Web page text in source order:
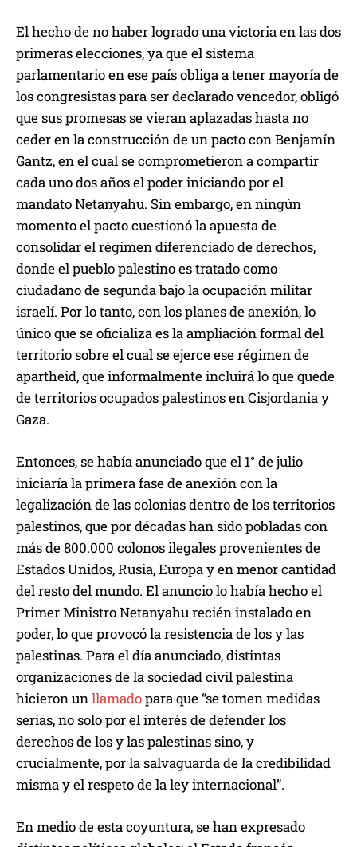
El hecho de no haber logrado una victoria en las dos
primeras elecciones, ya que el sistema
parlamentario en ese país obliga a tener mayoría de
los congresistas para ser declarado vencedor, obligó
que sus promesas se vieran aplazadas hasta no
ceder en la construcción de un pacto con Benjamín
Gantz, en el cual se comprometieron a compartir
cada uno dos años el poder iniciando por el
mandato Netanyahu. Sin embargo, en ningún
momento el pacto cuestionó la apuesta de
consolidar el régimen diferenciado de derechos,
donde el pueblo palestino es tratado como
ciudadano de segunda bajo la ocupación militar
israelí. Por lo tanto, con los planes de anexión, lo
único que se oficializa es la ampliación formal del
territorio sobre el cual se ejerce ese régimen de
apartheid, que informalmente incluirá lo que quede
de territorios ocupados palestinos en Cisjordania y
Gaza.
Entonces, se había anunciado que el 1° de julio
iniciaría la primera fase de anexión con la
legalización de las colonias dentro de los territorios
palestinos, que por décadas han sido pobladas con
más de 800.000 colonos ilegales provenientes de
Estados Unidos, Rusia, Europa y en menor cantidad
del resto del mundo. El anuncio lo había hecho el
Primer Ministro Netanyahu recién instalado en
poder, lo que provocó la resistencia de los y las
palestinas. Para el día anunciado, distintas
organizaciones de la sociedad civil palestina
hicieron unllamadopara que “se tomen medidas
serias, no solo por el interés de defender los
derechos de los y las palestinas sino, y
crucialmente, por la salvaguarda de la credibilidad
misma y el respeto de la ley internacional”.
En medio de esta coyuntura, se han expresado